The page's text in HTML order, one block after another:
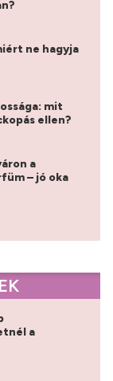
ne hagyja
mit
ellen?
a
– jó oka
a